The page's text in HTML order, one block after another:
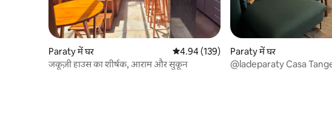
Paraty में घर औसत रेटिंग 5 में से 4.94, 139 समीक्षाएँ
4.94 (139)
जकूज़ी हाउस का शीर्षक, आराम और सुकून
Paraty में घर
@ladeparaty Casa